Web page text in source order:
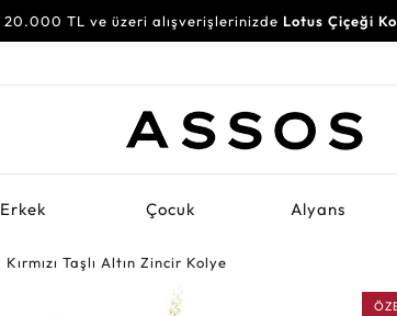
20.000 TL ve üzeri alışverişlerinizde Lotus Çiçeği
Erkek Çocuk Alyans
Kırmızı Taşlı Altın Zincir Kolye